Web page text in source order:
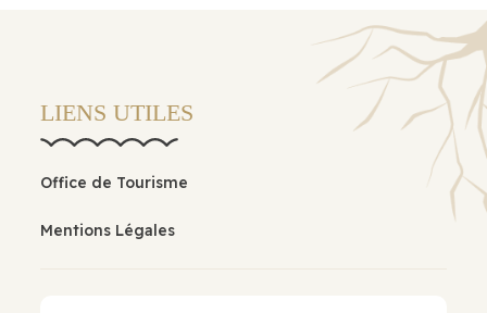
LIENS UTILES
Office de Tourisme
Mentions Légales